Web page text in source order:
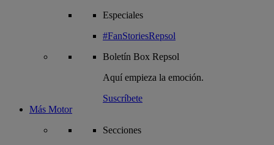
Especiales
#FanStoriesRepsol
Boletín Box Repsol
Aquí empieza la emoción.
Suscríbete
Más Motor
Secciones